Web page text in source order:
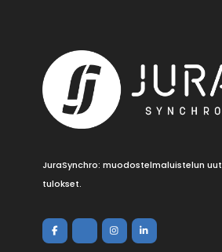
JuraSynchro: muodostelmaluistelun
tulokset.